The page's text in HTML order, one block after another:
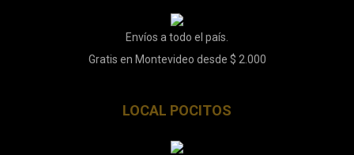
Envíos a todo el país.
Gratis en Montevideo desde $ 2.000
LOCAL POCITOS